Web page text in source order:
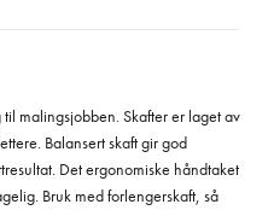
malingsjobben. Skafter er laget av
Balansert skaft gir god
Det ergonomiske håndtaket
Bruk med forlengerskaft, så